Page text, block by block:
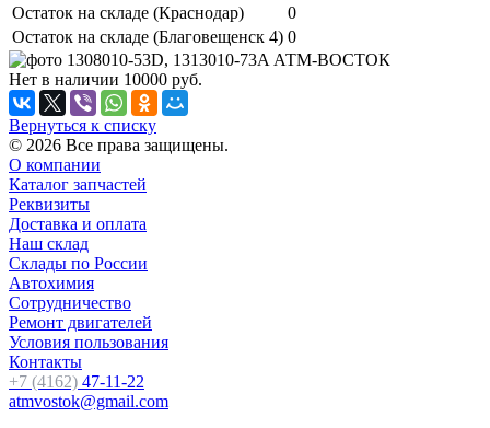
Остаток на складе (Краснодар)
0
Остаток на складе (Благовещенск 4) 0
Нет в наличии 10000 руб.
Вернуться к списку
© 2026 Все права защищены.
О компании
Каталог запчастей
Реквизиты
Доставка и оплата
Наш склад
Склады по России
Автохимия
Сотрудничество
Ремонт двигателей
Условия пользования
Контакты
+7 (4162) 47-11-22
atmvostok@gmail.com